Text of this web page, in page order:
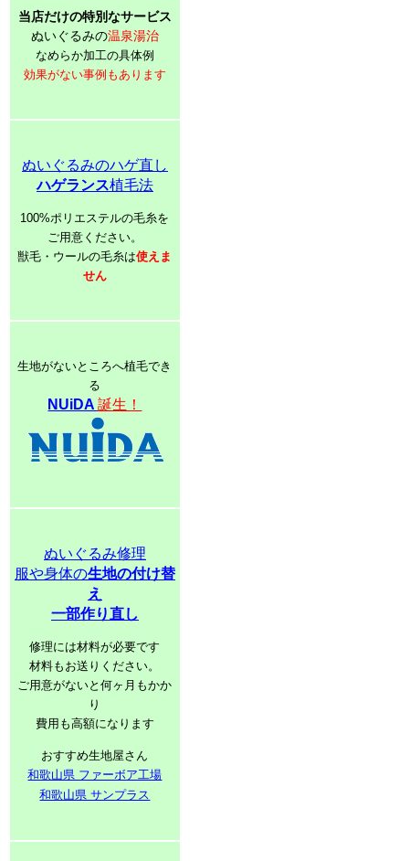
当店だけの特別なサービス
ぬいぐるみの温泉湯治
なめらか加工の具体例
効果がない事例もあります
ぬいぐるみのハゲ直し
ハゲランス植毛法
100%ポリエステルの毛糸を
ご用意ください。
獣毛・ウールの毛糸は使えま
せん
生地がないところへ植毛でき
る
NUiDA誕生！
ぬいぐるみ修理
服や身体の生地の付け替
え
一部作り直し
修理には材料が必要です
材料もお送りください。
ご用意がないと何ヶ月もかか
り
費用も高額になります
おすすめ生地屋さん
和歌山県 ファーボア工場
和歌山県 サンプラス